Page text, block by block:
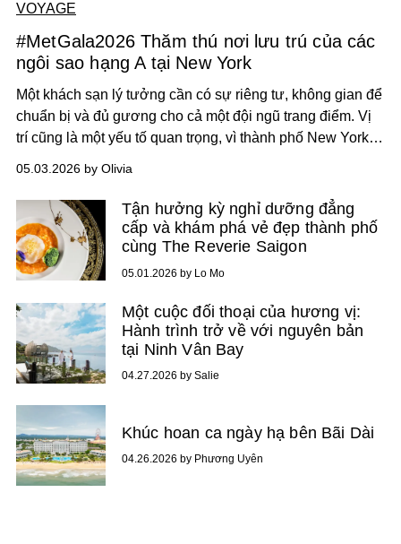
VOYAGE
#MetGala2026 Thăm thú nơi lưu trú của các
ngôi sao hạng A tại New York
Một khách sạn lý tưởng cần có sự riêng tư, không gian để
chuẩn bị và đủ gương cho cả một đội ngũ trang điểm. Vị
trí cũng là một yếu tố quan trọng, vì thành phố New York
một trong những sự kiện lớn nhất trong năm, thường gây
ra thêm ùn tắc.
05.03.2026 by Olivia
Tận hưởng kỳ nghỉ dưỡng đẳng
cấp và khám phá vẻ đẹp thành phố
cùng The Reverie Saigon
05.01.2026 by Lo Mo
Một cuộc đối thoại của hương vị:
Hành trình trở về với nguyên bản
tại Ninh Vân Bay
04.27.2026 by Salie
Khúc hoan ca ngày hạ bên Bãi Dài
04.26.2026 by Phương Uyên